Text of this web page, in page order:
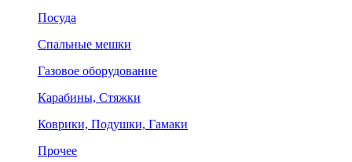
Посуда
Спальные мешки
Газовое оборудование
Карабины, Стяжки
Коврики, Подушки, Гамаки
Прочее